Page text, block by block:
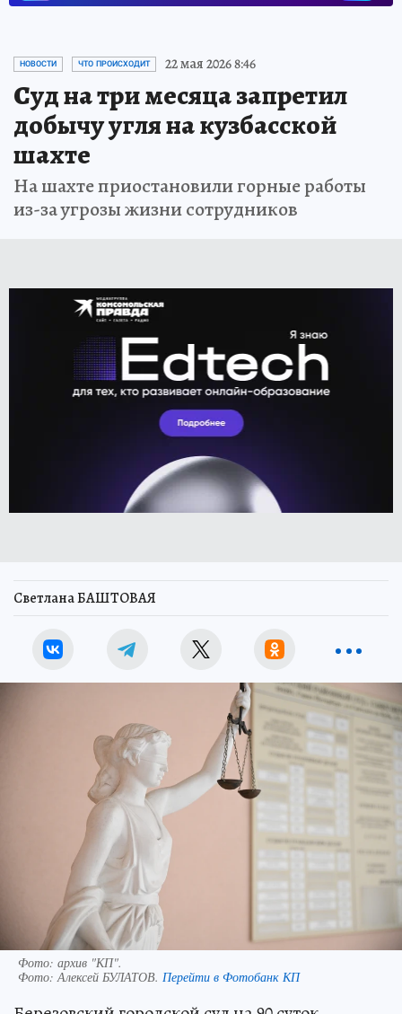
НОВОСТИ ЧТО ПРОИСХОДИТ 22 мая 2026 8:46
Суд на три месяца запретил
добычу угля на кузбасской
шахте
На шахте приостановили горные работы
из-за угрозы жизни сотрудников
Светлана БАШТОВАЯ
Фото: архив "КП".
Фото: Алексей БУЛАТОВ. Перейти в Фотобанк КП